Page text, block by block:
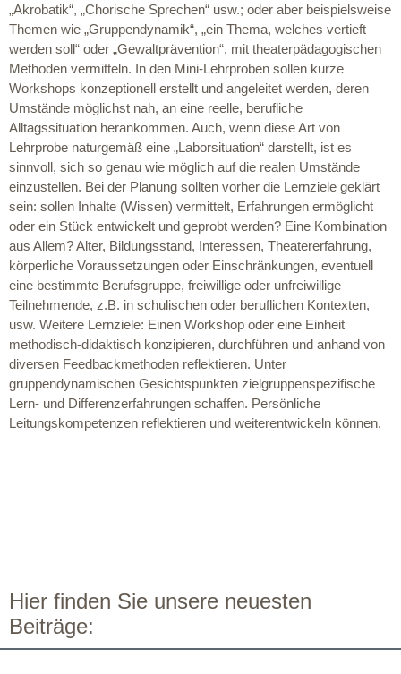
„Akrobatik“, „Chorische Sprechen“ usw.; oder aber beispielsweise
Themen wie „Gruppendynamik“, „ein Thema, welches vertieft
werden soll“ oder „Gewaltprävention“, mit theaterpädagogischen
Methoden vermitteln. In den Mini-Lehrproben sollen kurze
Workshops konzeptionell erstellt und angeleitet werden, deren
Umstände möglichst nah, an eine reelle, berufliche
Alltagssituation herankommen. Auch, wenn diese Art von
Lehrprobe naturgemäß eine „Laborsituation“ darstellt, ist es
sinnvoll, sich so genau wie möglich auf die realen Umstände
einzustellen. Bei der Planung sollten vorher die Lernziele geklärt
sein: sollen Inhalte (Wissen) vermittelt, Erfahrungen ermöglicht
oder ein Stück entwickelt und geprobt werden? Eine Kombination
aus Allem? Alter, Bildungsstand, Interessen, Theatererfahrung,
körperliche Voraussetzungen oder Einschränkungen, eventuell
eine bestimmte Berufsgruppe, freiwillige oder unfreiwillige
Teilnehmende, z.B. in schulischen oder beruflichen Kontexten,
usw. Weitere Lernziele: Einen Workshop oder eine Einheit
methodisch-didaktisch konzipieren, durchführen und anhand von
diversen Feedbackmethoden reflektieren. Unter
gruppendynamischen Gesichtspunkten zielgruppenspezifische
Lern- und Differenzerfahrungen schaffen. Persönliche
Leitungskompetenzen reflektieren und weiterentwickeln können.
Hier finden Sie unsere neuesten
Beiträge: